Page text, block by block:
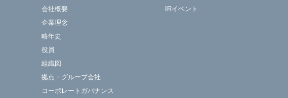
会社概要
企業理念
略年史
役員
組織図
拠点・グループ会社
コーポレートガバナンス
IRイベント